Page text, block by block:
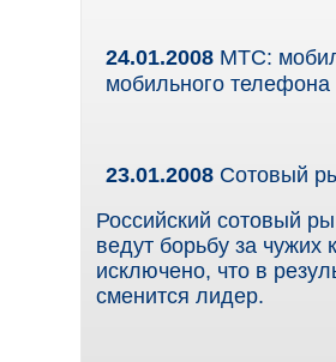
24.01.2008 МТС:
мобильного телефона
23.01.2008 Сотовый
Российский сотовый
ведут борьбу за чужих
исключено, что в
сменится лидер.